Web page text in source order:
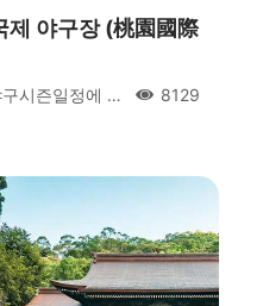
제 야구장 (桃園國際
개장시간은 야구시즌일정에 따라 결정됩니다. 人氣8129